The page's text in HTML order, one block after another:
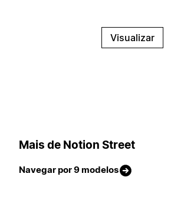
Visualizar
Mais de Notion Street
Navegar por 9 modelos